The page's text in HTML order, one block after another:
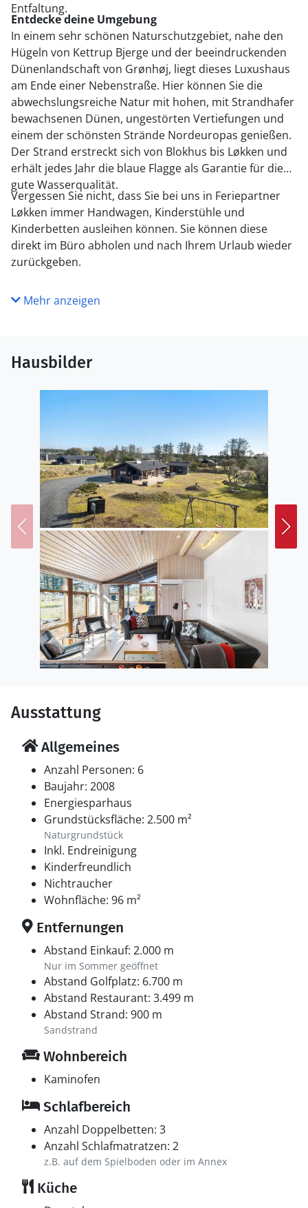
Entfaltung.
Entdecke deine Umgebung
In einem sehr schönen Naturschutzgebiet, nahe den
Hügeln von Kettrup Bjerge und der beeindruckenden
Dünenlandschaft von Grønhøj, liegt dieses Luxushaus
am Ende einer Nebenstraße. Hier können Sie die
abwechslungsreiche Natur mit hohen, mit Strandhafer
bewachsenen Dünen, ungestörten Vertiefungen und
einem der schönsten Strände Nordeuropas genießen.
Der Strand erstreckt sich von Blokhus bis Løkken und
erhält jedes Jahr die blaue Flagge als Garantie für die
gute Wasserqualität.
Vergessen Sie nicht, dass Sie bei uns in Feriepartner
Løkken immer Handwagen, Kinderstühle und
Kinderbetten ausleihen können. Sie können diese
direkt im Büro abholen und nach Ihrem Urlaub wieder
zurückgeben.
Mehr anzeigen
Hausbilder
Ausstattung
Allgemeines
Anzahl Personen: 6
Baujahr: 2008
Energiesparhaus
Grundstücksfläche: 2.500 m²
Naturgrundstück
Inkl. Endreinigung
Kinderfreundlich
Nichtraucher
Wohnfläche: 96 m²
Entfernungen
Abstand Einkauf: 2.000 m
Nur im Sommer geöffnet
Abstand Golfplatz: 6.700 m
Abstand Restaurant: 3.499 m
Abstand Strand: 900 m
Sandstrand
Wohnbereich
Kaminofen
Schlafbereich
Anzahl Doppelbetten: 3
Anzahl Schlafmatratzen: 2
z.B. auf dem Spielboden oder im Annex
Küche